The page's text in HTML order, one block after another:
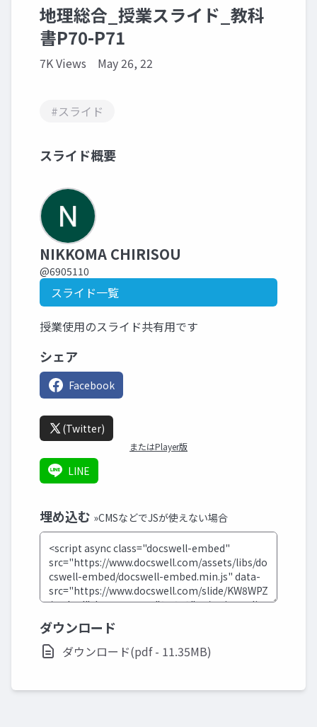
地理総合_授業スライド_教科
書P70-P71
7K Views May 26, 22
#スライド
スライド概要
NIKKOMA CHIRISOU
@6905110
スライド一覧
授業使用のスライド共有用です
シェア
Facebook
(Twitter)
またはPlayer版
LINE
埋め込む »CMSなどでJSが使えない場合
ダウンロード
ダウンロード(pdf - 11.35MB)